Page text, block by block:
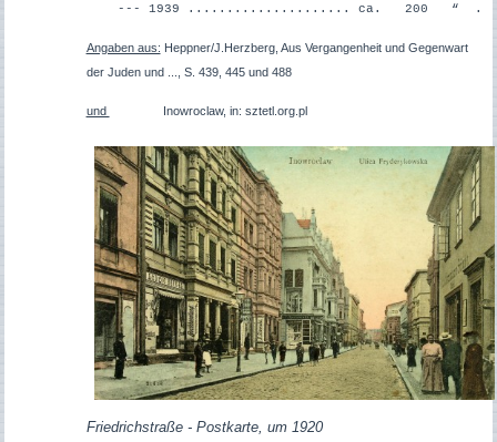
--- 1939 ..................... ca. 200 “ .
Angaben aus: Heppner/J.Herzberg, Aus Vergangenheit und Gegenwart
der Juden und ..., S. 439, 445 und 488
und Inowroclaw, in: sztetl.org.pl
Friedrichstraße - Postkarte, um 1920